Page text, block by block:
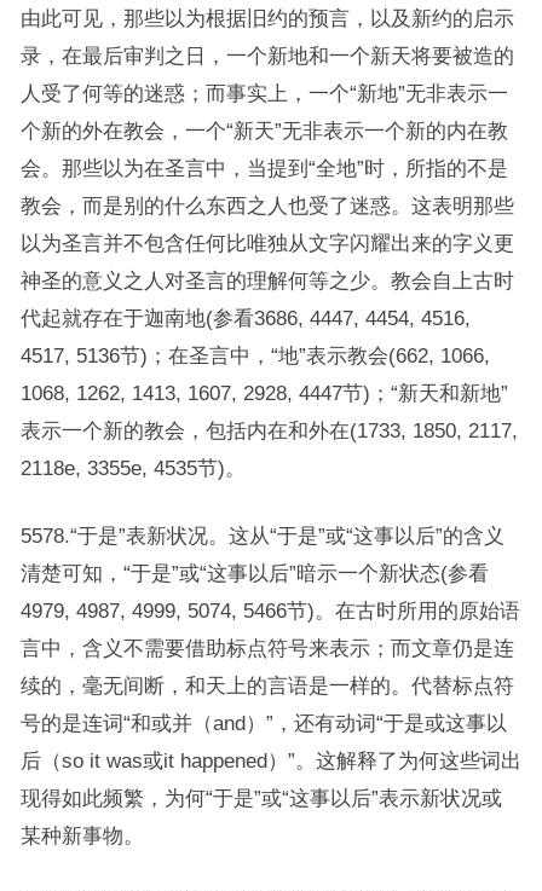
由此可见，那些以为根据旧约的预言，以及新约的启示
录，在最后审判之日，一个新地和一个新天将要被造的
人受了何等的迷惑；而事实上，一个“新地”无非表示一
个新的外在教会，一个“新天”无非表示一个新的内在教
会。那些以为在圣言中，当提到“全地”时，所指的不是
教会，而是别的什么东西之人也受了迷惑。这表明那些
以为圣言并不包含任何比唯独从文字闪耀出来的字义更
神圣的意义之人对圣言的理解何等之少。教会自上古时
代起就存在于迦南地(参看3686, 4447, 4454, 4516,
4517, 5136节)；在圣言中，“地”表示教会(662, 1066,
1068, 1262, 1413, 1607, 2928, 4447节)；“新天和新地”
表示一个新的教会，包括内在和外在(1733, 1850, 2117,
2118e, 3355e, 4535节)。
5578.“于是”表新状况。这从“于是”或“这事以后”的含义
清楚可知，“于是”或“这事以后”暗示一个新状态(参看
4979, 4987, 4999, 5074, 5466节)。在古时所用的原始语
言中，含义不需要借助标点符号来表示；而文章仍是连
续的，毫无间断，和天上的言语是一样的。代替标点符
号的是连词“和或并（and）”，还有动词“于是或这事以
后（so it was或it happened）”。这解释了为何这些词出
现得如此频繁，为何“于是”或“这事以后”表示新状况或
某种新事物。